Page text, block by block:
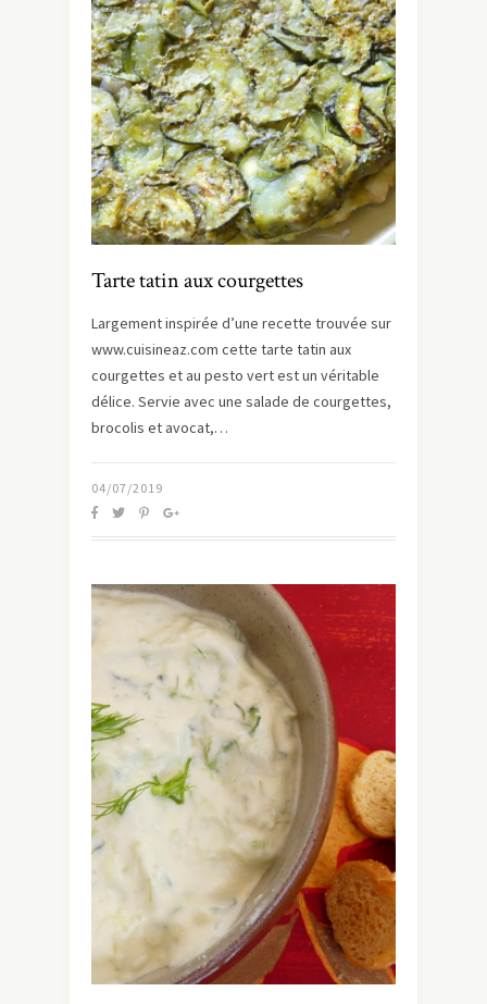
Tarte tatin aux courgettes
Largement inspirée d’une recette trouvée sur
www.cuisineaz.com cette tarte tatin aux
courgettes et au pesto vert est un véritable
délice. Servie avec une salade de courgettes,
brocolis et avocat,…
04/07/2019